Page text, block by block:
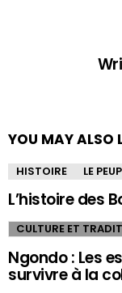
YOU MAY ALSO
HISTOIRE LE
L’histoire des
CULTURE ET
Ngondo : Les
survivre à la